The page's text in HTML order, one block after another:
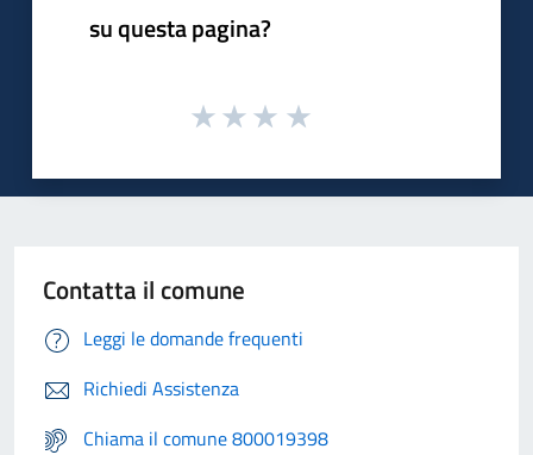
su questa pagina?
Contatta il comune
Leggi le domande frequenti
Richiedi Assistenza
Chiama il comune 800019398